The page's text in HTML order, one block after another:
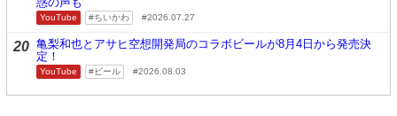
YouTube ちいかわ 2026.07.27
20 亀梨和也とアサヒ空想開発局のコラボビールが8月4日から発売決
定！
YouTube ビール 2026.08.03